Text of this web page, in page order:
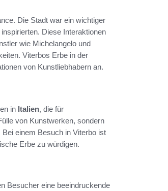
Die Stadt war ein wichtiger
Diese Interaktionen
wie Michelangelo und
Viterbos Erbe in der
von Kunstliebhabern an.
in Italien, die für
von Kunstwerken, sondern
einem Besuch in Viterbo ist
Erbe zu würdigen.
Besucher eine beeindruckende